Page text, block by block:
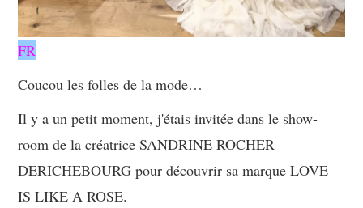
FR
Coucou les folles de la mode…
Il y a un petit moment, j'étais invitée dans le show-
room de la créatrice SANDRINE ROCHER
DERICHEBOURG pour découvrir sa marque LOVE
IS LIKE A ROSE.